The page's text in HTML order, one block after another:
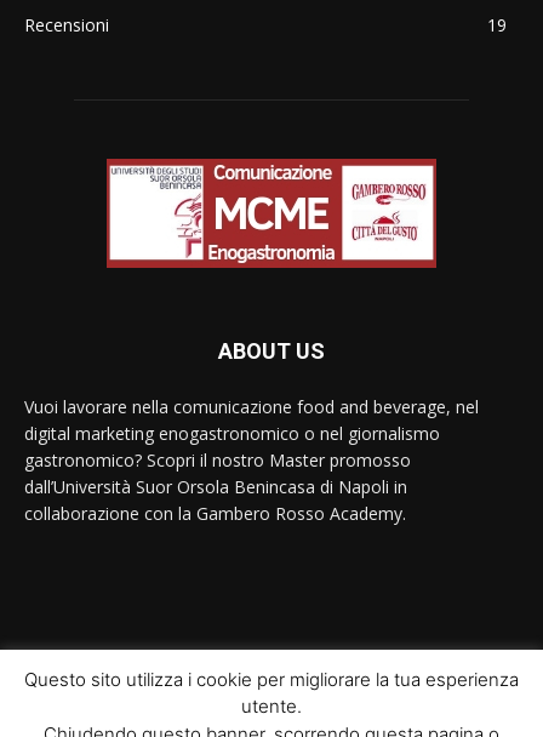
Recensioni
19
ABOUT US
Vuoi lavorare nella comunicazione food and beverage, nel
digital marketing enogastronomico o nel giornalismo
gastronomico? Scopri il nostro Master promosso
dall’Università Suor Orsola Benincasa di Napoli in
collaborazione con la Gambero Rosso Academy.
© Newspaper WordPress Theme by TagDiv
Questo sito utilizza i cookie per migliorare la tua esperienza
utente.